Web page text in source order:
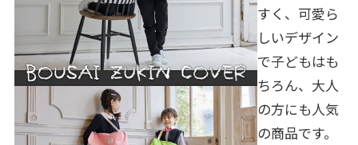
すく、可愛ら
しいデザイン
で子どもはも
ちろん、大人
の方にも人気
の商品です。